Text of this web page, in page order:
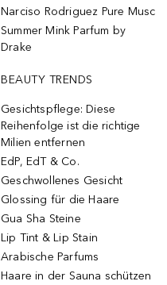
Narciso Rodriguez Pure Musc
Summer Mink Parfum by
Drake
BEAUTY TRENDS
Gesichtspflege: Diese
Reihenfolge ist die richtige
Milien entfernen
EdP, EdT & Co.
Geschwollenes Gesicht
Glossing für die Haare
Gua Sha Steine
Lip Tint & Lip Stain
Arabische Parfums
Haare in der Sauna schützen